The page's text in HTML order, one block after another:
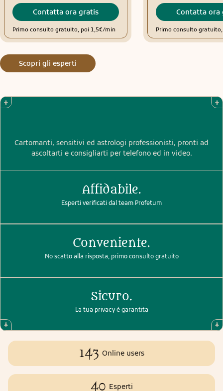
Contatta ora gratis
Primo consulto gratuito, poi 1,5€/min
Contatta ora
Primo consulto
Scopri gli esperti
Cartomanti, sensitivi ed astrologi professionisti, pronti ad
ascoltarti e consigliarti per telefono ed in video.
Affidabile.
Esperti verificati dal team Profetum
Conveniente.
No scatto alla risposta, primo consulto gratuito
Sicuro.
La tua privacy è garantita
143 Online users
40 Esperti